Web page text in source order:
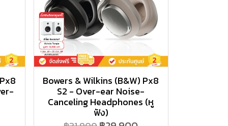
Bowers & Wilkins (B&W) Px8
S2 - Over-ear Noise-
Canceling Headphones (หู
ฟัง)